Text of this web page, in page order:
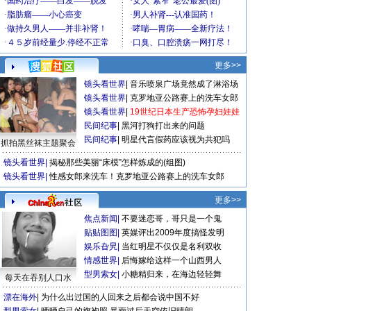
更多>>
抓拍黑丝袜主题聚会
镜头看世界 音乐喷泉广场竟然成了淋浴场
镜头看世界 克罗地亚公路赛上的洗车女郎
镜头看世界 19世纪日本生产恐怖孕妇娃娃
民间纪事 黑河打狗打出来的问题
民间纪事 明星代言假药应该视为共犯吗
镜头看世界 揭秘那些美丽“床模”怎样炼成的(组图)
镜头看世界 性感女郎来洗车！克罗地亚公路赛上的洗车女郎
更多>>
每天在吞别人口水
焦点新闻 不要迷恋哥，哥只是一个鬼
贴贴图图 英媒评出2009年度搞怪发明
娱乐旮旯 当红明星不仅仅是名利双收
情感世界 后悔嫁给这样一个山西男人
型男索女 小糖精归来，在海边轻轻舞
漂在海外 为什么出过国的人回来之后都会说中国不好